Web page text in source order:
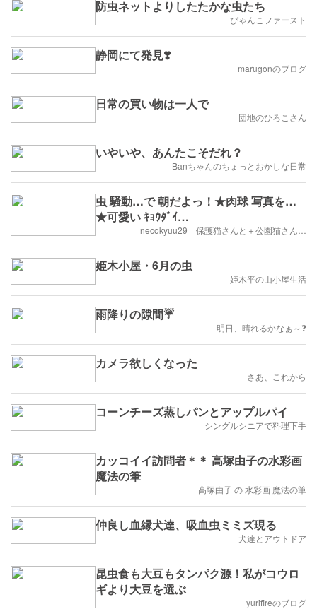
防虫ネットよりしたたかな虫たち
ぴゃんこファースト
静岡にて発見❣️
marugonのブログ
日常の買い物は一人で
団地のひろこさん
いやいや、あんたこそだれ？
Banちゃんのちょっとおかしな日常
虫 騒動…で 朝だよっ！★肉球 写真を…
★可愛い ｷｮｳﾀﾞｲ…
necokyuu29 保護猫さんと＋公園猫さん…
姫木小屋・6月の虫
姫木平の山小屋生活
雨降りの隙間☔
明日、晴れるかなぁ～❓️
カメラ欲しくなった
さあ、これから
コーンチーズ蒸しパンとアップルパイ
シングルシニアで料理下手
カッコイイ訪問者＊＊ 高塚由子の水彩画
魔法の筆
高塚由子 の 水彩画 魔法の筆
仲良し血縁犬達、吸血虫ミミズ現る
犬達とアウトドア
昆虫食も大豆もタンパク源！私がコウロ
ギより大豆を選ぶ
yurifireのブログ